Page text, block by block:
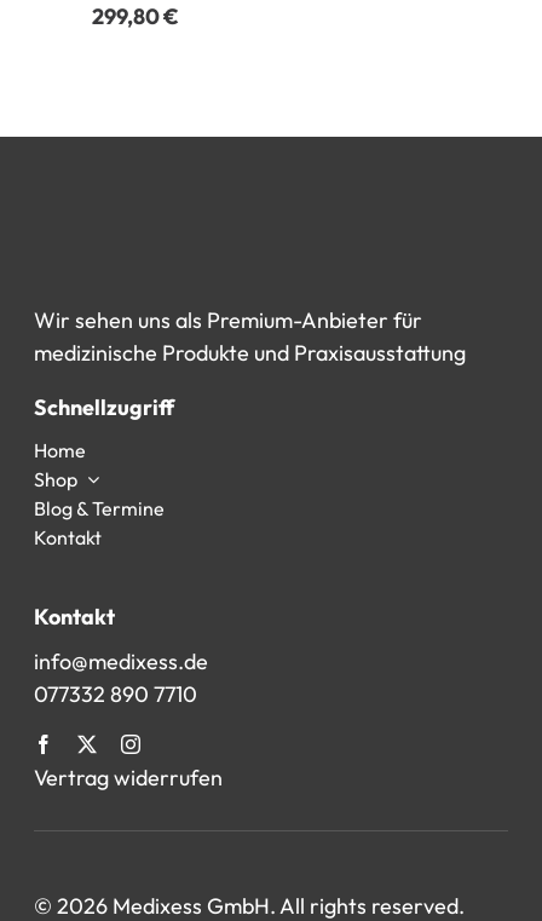
299,80€
Wir sehen uns als Premium-Anbieter für
medizinische Produkte und Praxisausstattung
Schnellzugriff
Home
Shop
Blog & Termine
Kontakt
Kontakt
info@medixess.de
077332 890 7710
Vertrag widerrufen
© 2026 Medixess GmbH. All rights reserved.